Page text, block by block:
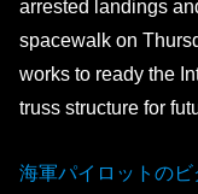
arrested landings
spacewalk on
works to ready the
truss structure for
海軍パイロットの